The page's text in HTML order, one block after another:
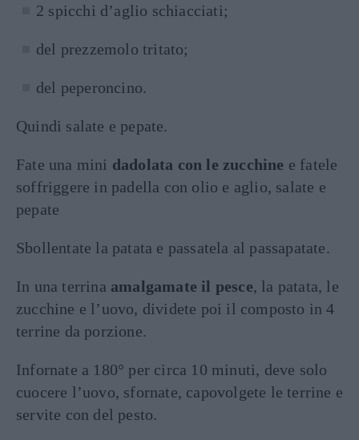
2 spicchi d’aglio schiacciati;
del prezzemolo tritato;
del peperoncino.
Quindi salate e pepate.
Fate una mini dadolata con le zucchine e fatele
soffriggere in padella con olio e aglio, salate e
pepate
Sbollentate la patata e passatela al passapatate.
In una terrina amalgamate il pesce, la patata, le
zucchine e l’uovo, dividete poi il composto in 4
terrine da porzione.
Infornate a 180° per circa 10 minuti, deve solo
cuocere l’uovo, sfornate, capovolgete le terrine e
servite con del pesto.